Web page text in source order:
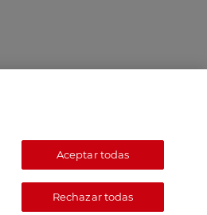
Aceptar todas
Rechazar todas